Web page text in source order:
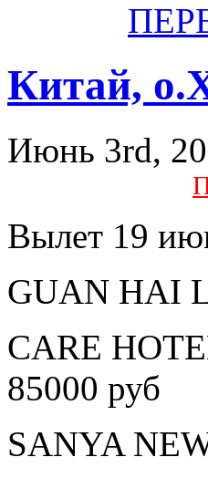
Китай,
Июнь 3rd,
Вылет 19
GUAN HAI
CARE
85000 руб
SANYA